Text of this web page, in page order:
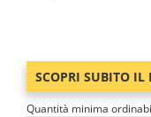
SCOPRI SUBITO IL
Quantità minima